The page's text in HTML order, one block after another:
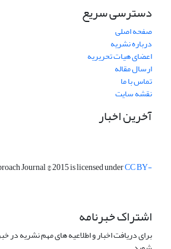
دسترسی سریع
صفحه اصلی
درباره نشریه
اعضای هیات تحریریه
ارسال مقاله
تماس با ما
نقشه سایت
آخرین اخبار
Journal© 2015 is licensed underCC BY-
اشتراک خبرنامه
برای دریافت اخبار و اطلاعیه های مهم نشریه در